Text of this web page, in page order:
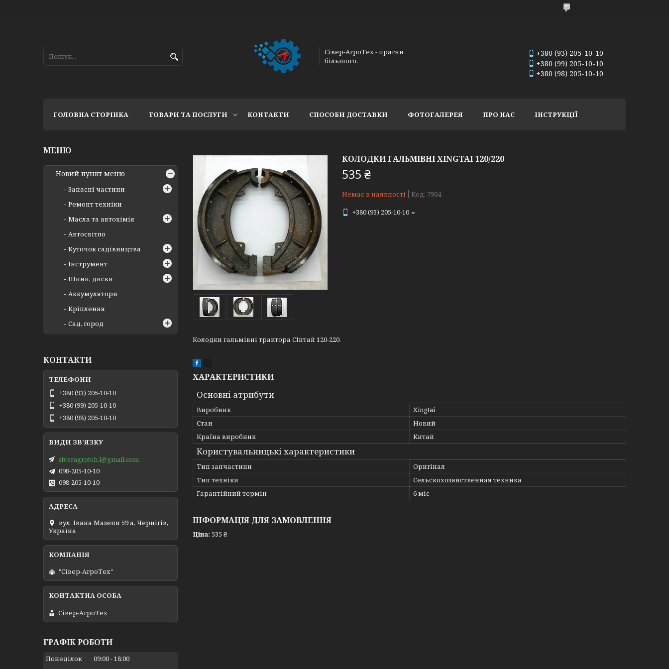
Сівер-АгроТех - прагни
більшого.
+380 (93) 205-10-10
+380 (99) 205-10-10
+380 (98) 205-10-10
ГОЛОВНА СТОРІНКА ТОВАРИ ТА ПОСЛУГИ КОНТАКТИ СПОСОБИ ДОСТАВКИ ФОТОГАЛЕРЕЯ ПРО НАС ІНСТРУКЦІЇ
КОЛОДКИ ГАЛЬМІВНІ ХINGTAI 120/220
535 ₴
Немає в наявності Код: 7964
+380 (93) 205-10-10
Колодки гальмівні трактора СІнтай 120-220.
ХАРАКТЕРИСТИКИ
Основні атрибути
Виробник
Xingtai
Стан
Новий
Країна виробник
Китай
Користувальницькі характеристики
Тип запчастини
Оригінал
Тип техніки
Сельскохозяйственная техника
Гарантійний термін
6 міс
ІНФОРМАЦІЯ ДЛЯ ЗАМОВЛЕННЯ
Ціна: 535 ₴
Новий пункт меню
Запасні частини
Ремонт техніки
Масла та автохімія
Автосвітло
Куточок садівництва
Інструмент
Шини, диски
Аккумулятори
Кріплення
Сад, город
КОНТАКТИ
+380 (93) 205-10-10
+380 (99) 205-10-10
+380 (98) 205-10-10
siveragroteh.l@gmail.com
098-205-10-10
098-205-10-10
вул. Івана Мазепи 59 а, Чернігів,
Україна
"Сівер-АгроТех"
Сівер-АгроТех
ГРАФІК РОБОТИ
Понеділок 09:00 18:00